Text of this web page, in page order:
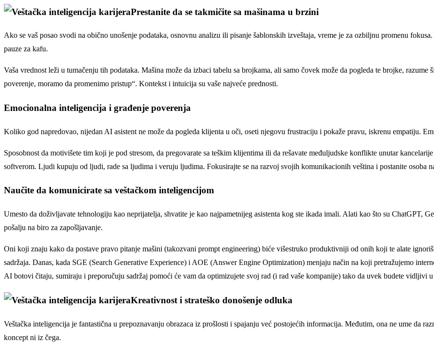
Prestanite da se takmičite sa mašinama u brzini
Ako se vaš posao svodi na obično unošenje podataka, osnovnu analizu ili pisanje šablonskih izveštaja, vreme je za ozbiljnu promenu
pauze za kafu.
Vaša vrednost leži u tumačenju tih podataka. Mašina može da izbaci tabelu sa brojkama, ali samo čovek može da pogleda te brojke,
poverenje, moramo da promenimo pristup“. Kontekst i intuicija su vaše najveće prednosti.
Emocionalna inteligencija i građenje poverenja
Koliko god napredovao, nijedan AI asistent ne može da pogleda klijenta u oči, oseti njegovu frustraciju i pokaže pravu, iskrenu empatiju.
Sposobnost da motivišete tim koji je pod stresom, da pregovarate sa teškim klijentima ili da rešavate međuljudske konflikte unutar
softverom. Ljudi kupuju od ljudi, rade sa ljudima i veruju ljudima. Fokusirajte se na razvoj svojih komunikacionih veština i postanite osoba
Naučite da komunicirate sa veštačkom inteligencijom
Umesto da doživljavate tehnologiju kao neprijatelja, shvatite je kao najpametnijeg asistenta kog ste ikada imali. Alati kao što su ChatGPT,
pošalju na biro za zapošljavanje.
Oni koji znaju kako da postave pravo pitanje mašini (takozvani prompt engineering) biće višestruko produktivniji od onih koji te alate
sadržaja. Danas, kada SGE (Search Generative Experience) i AOE (Answer Engine Optimization) menjaju način na koji pretražujemo
AI botovi čitaju, sumiraju i preporučuju sadržaj pomoći će vam da optimizujete svoj rad (i rad vaše kompanije) tako da uvek budete vidljivi
Kreativnost i strateško donošenje odluka
Veštačka inteligencija je fantastična u prepoznavanju obrazaca iz prošlosti i spajanju već postojećih informacija. Međutim, ona ne ume da
koncept ni iz čega.